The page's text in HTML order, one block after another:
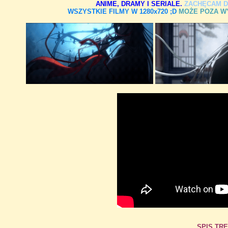
ANIME, DRAMY I SERIALE. ZACHĘCAM
WSZYSTKIE FILMY W 1280x720 ;D MOŻE POZA